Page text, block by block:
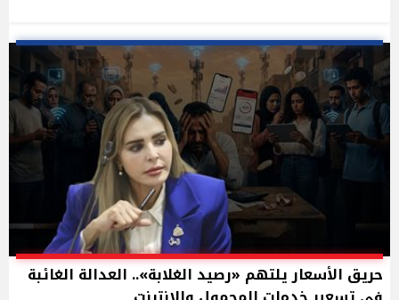
حريق الأسعار يلتهم «رصيد الغلابة».. العدالة الغائبة